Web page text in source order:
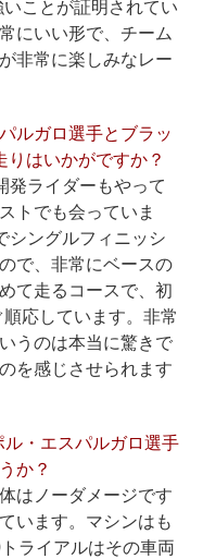
ことが証明されてい
にいい形で、チーム
非常に楽しみなレー
ルガロ選手とブラッ
りはいかがですか？
発ライダーもやって
トでも会っていま
シングルフィニッシ
で、非常にベースの
て走るコースで、初
応しています。非常
うのは本当に驚きで
を感じさせられます
・エスパルガロ選手
か？
はノーダメージです
います。マシンはも
ライアルはその車両